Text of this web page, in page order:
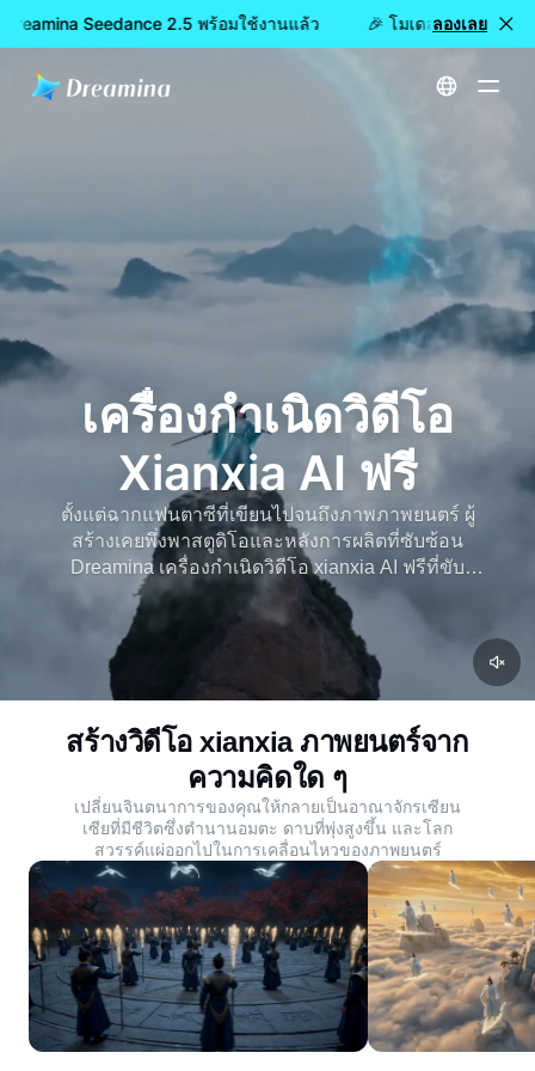
Seedance 2.5 พร้อมใช้งานแล้ว 🎉 โมเดลใหม่เปิดให้ใ
ลองเลย
หน้าหลัก สร้าง เครื่องกำเนิดวิดีโอ Xianxia AI ฟรี
เครื่องกำเนิดวิดีโอ
Xianxia AI ฟรี
ตั้งแต่ฉากแฟนตาซีที่เขียนไปจนถึงภาพภาพยนตร์ ผู้
สร้างเคยพึ่งพาสตูดิโอและหลังการผลิตที่ซับซ้อน
Dreamina เครื่องกำเนิดวิดีโอ xianxia AI ฟรีที่ขับ
เคลื่อนโดย Seedance 2.0 เปลี่ยนความคิดให้เป็นคลิป
วิดีโอที่สดใสพร้อมเสียงและชีวิต
สร้างวิดีโอ xianxia ภาพยนตร์จาก
ความคิดใด ๆ
เปลี่ยนจินตนาการของคุณให้กลายเป็นอาณาจักรเซียน
เซียที่มีชีวิตซึ่งตำนานอมตะ ดาบที่พุ่งสูงขึ้น และโลก
สวรรค์แผ่ออกไปในการเคลื่อนไหวของภาพยนตร์